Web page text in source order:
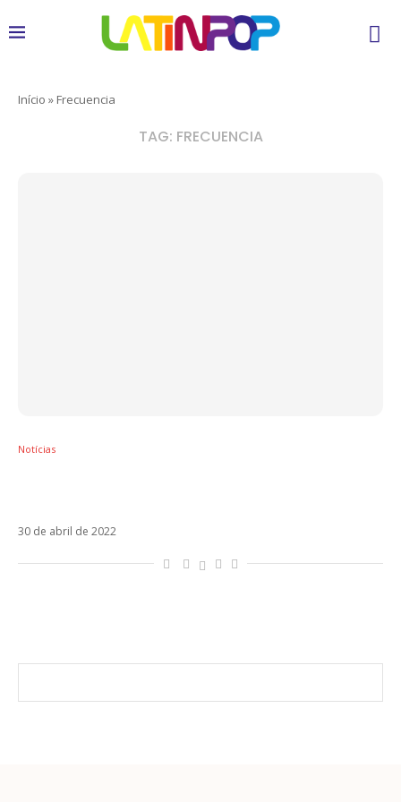
Início » Frecuencia
TAG: FRECUENCIA
Notícias
30 de abril de 2022